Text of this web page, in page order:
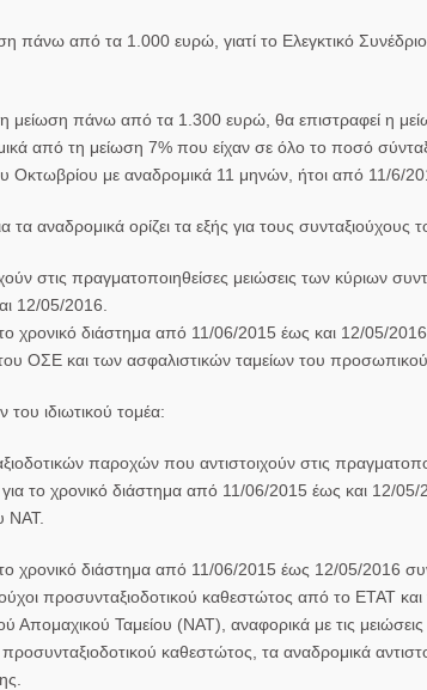
πάνω από τα 1.000 ευρώ, γιατί το Ελεγκτικό Συνέδριο
τη μείωση πάνω από τα 1.300 ευρώ, θα επιστραφεί η
από τη μείωση 7% που είχαν σε όλο το ποσό
με αναδρομικά 11 μηνών, ήτοι από 11/6/
αναδρομικά ορίζει τα εξής για τους συνταξιούχους
στις πραγματοποιηθείσες μειώσεις των κύριων
12/05/2016.
χρονικό διάστημα από 11/06/2015 έως και 12/05/
ΟΣΕ και των ασφαλιστικών ταμείων του
του ιδιωτικού τομέα:
παροχών που αντιστοιχούν στις
το χρονικό διάστημα από 11/06/2015 έως και 12/05/
ΝΑΤ.
χρονικό διάστημα από 11/06/2015 έως 12/05/2016
προσυνταξιοδοτικού καθεστώτος από το ΕΤΑΤ
Απομαχικού Ταμείου (ΝΑΤ), αναφορικά με τις
καθεστώτος, τα αναδρομικά